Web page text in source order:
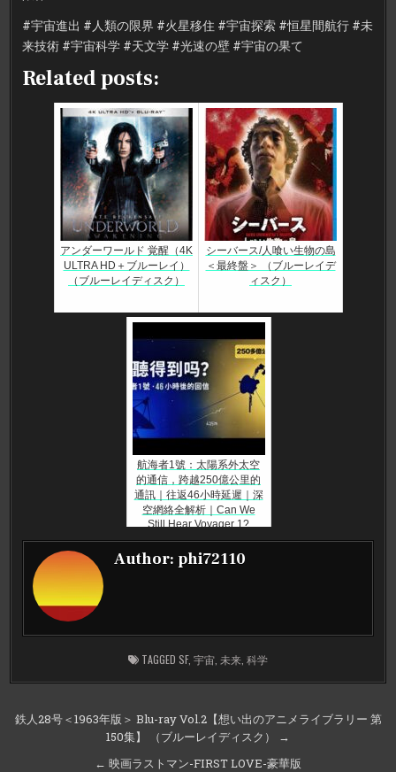
#宇宙進出 #人類の限界 #火星移住 #宇宙探索 #恒星間航行 #未
来技術 #宇宙科学 #天文学 #光速の壁 #宇宙の果て
Related posts:
アンダーワールド 覚醒（4K
ULTRA HD＋ブルーレイ）
（ブルーレイディスク）
シーバース/人喰い生物の島
＜最終盤＞ （ブルーレイデ
ィスク）
航海者1號：太陽系外太空
的通信，跨越250億公里的
通訊｜往返46小時延遲｜深
空網絡全解析｜Can We
Still Hear Voyager 1?
Author: phi72110
TAGGED SF, 宇宙 未来 科学
投
鉄人28号＜1963年版＞ Blu-ray Vol.2【想い出のアニメライブラリー 第
150集】 （ブルーレイディスク） →
← 映画ラストマン-FIRST LOVE-豪華版